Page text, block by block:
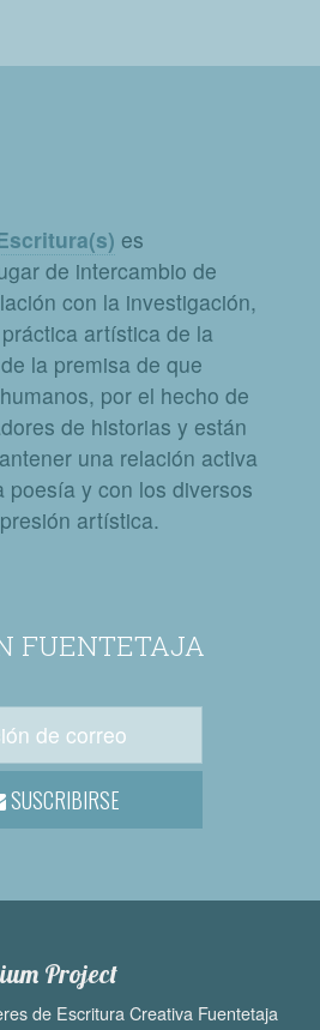
es
de intercambio de
con la investigación,
artística de la
la premisa de que
por el hecho de
de historias y están
una relación activa
poesía y con los diversos
artística.
FUENTETAJA
SUSCRIBIRSE
Project
de Escritura Creativa Fuentetaja